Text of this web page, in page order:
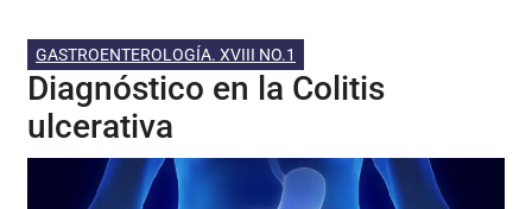
GASTROENTEROLOGÍA. XVIII NO.1
Diagnóstico en la Colitis
ulcerativa